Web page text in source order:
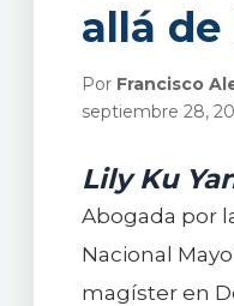
allá
Por Francisco
septiembre 28,
Lily Ku
Abogada por
Nacional
magíster en